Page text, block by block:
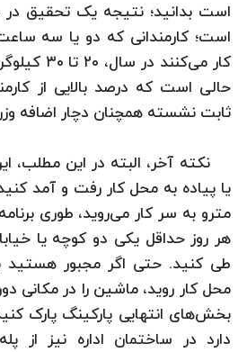
است بدانید؛ نتیجه یک تحقیق در
است؛ کارمندانی که دو یا سه ساعت
کار می‌کنند
حالی است که درصد بالایی از
ثابت نشسته همچنان دچار اضافه
نکته آخر، البته در این مطلب،
یا پیاده به محل کار رفت و آمد
مترو به سر کار می‌روید، طوری
هر روز حداقل یکی دو کوچه یا
طی کنید. حتی اگر مجبور هستید
محل کار ‌روید، ماشین را در مکانی
بخش‌های انتهایی پارکینگ پارک
دارد در ساختمان اداره نیز از